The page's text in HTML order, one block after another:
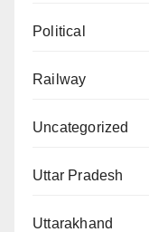
Political
Railway
Uncategorized
Uttar Pradesh
Uttarakhand